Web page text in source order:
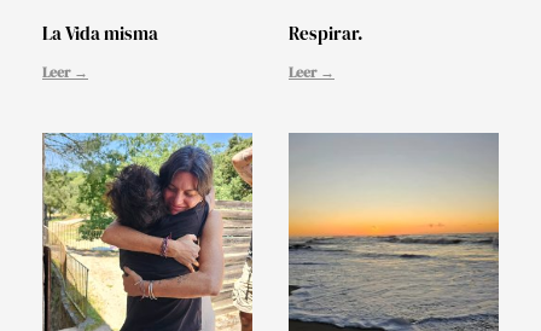
La Vida misma
Leer →
Respirar.
Leer →